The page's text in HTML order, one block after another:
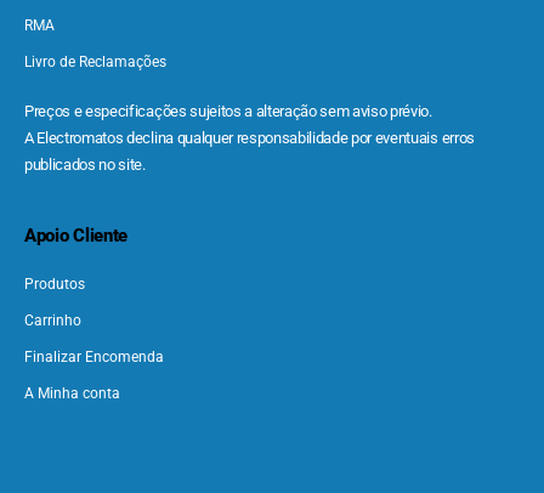
RMA
Livro de Reclamações
Preços e especificações sujeitos a alteração sem aviso prévio.
A Electromatos declina qualquer responsabilidade por eventuais erros
publicados no site.
Apoio Cliente
Produtos
Carrinho
Finalizar Encomenda
A Minha conta